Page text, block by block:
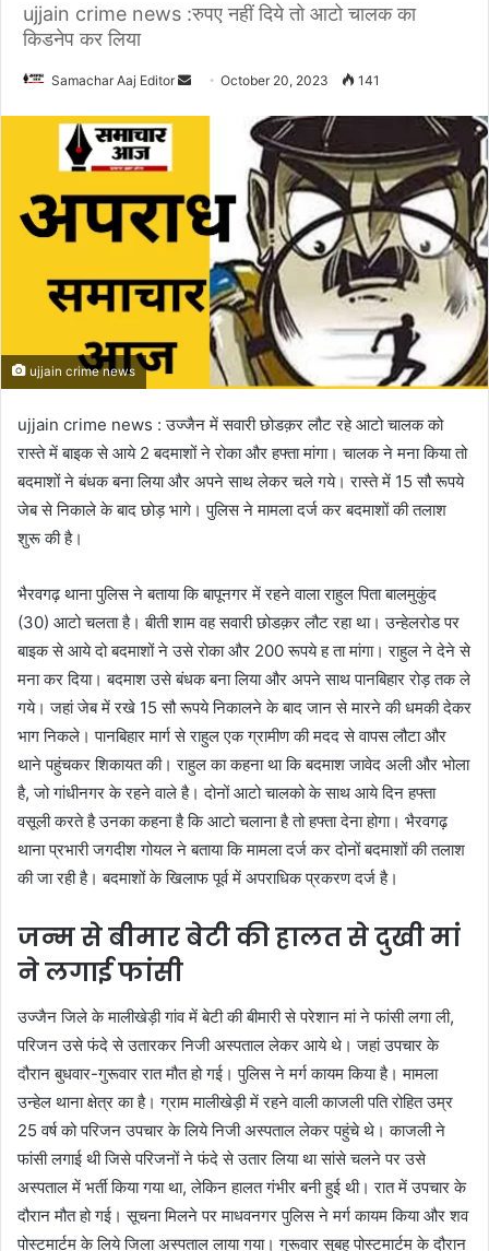
ujjain crime news :रुपए नहीं दिये तो आटो चालक का
किडनेप कर लिया
Samachar Aaj Editor
SendOctober 20, 2023 141
ujjain crime news
ujjain crime news : उज्जैन में सवारी छोडक़र लौट रहे आटो चालक को
रास्ते में बाइक से आये 2 बदमाशों ने रोका और हफ्ता मांगा। चालक ने मना किया तो
बदमाशों ने बंधक बना लिया और अपने साथ लेकर चले गये। रास्ते में 15 सौ रूपये
जेब से निकाले के बाद छोड़ भागे। पुलिस ने मामला दर्ज कर बदमाशों की तलाश
शुरू की है।
भैरवगढ़ थाना पुलिस ने बताया कि बापूनगर में रहने वाला राहुल पिता बालमुकुंद
(30) आटो चलता है। बीती शाम वह सवारी छोडक़र लौट रहा था। उन्हेलरोड पर
बाइक से आये दो बदमाशों ने उसे रोका और 200 रूपये ह ता मांगा। राहुल ने देने से
मना कर दिया। बदमाश उसे बंधक बना लिया और अपने साथ पानबिहार रोड़ तक ले
गये। जहां जेब में रखे 15 सौ रूपये निकालने के बाद जान से मारने की धमकी देकर
भाग निकले। पानबिहार मार्ग से राहुल एक ग्रामीण की मदद से वापस लौटा और
थाने पहुंचकर शिकायत की। राहुल का कहना था कि बदमाश जावेद अली और भोला
है, जो गांधीनगर के रहने वाले है। दोनों आटो चालको के साथ आये दिन हफ्ता
वसूली करते है उनका कहना है कि आटो चलाना है तो हफ्ता देना होगा। भैरवगढ़
थाना प्रभारी जगदीश गोयल ने बताया कि मामला दर्ज कर दोनों बदमाशों की तलाश
की जा रही है। बदमाशों के खिलाफ पूर्व में अपराधिक प्रकरण दर्ज है।
जन्‍म से बीमार बेटी की हालत से दुखी मां
ने लगाई फांसी
उज्‍जैन जिले के मालीखेड़ी गांव में बेटी की बीमारी से परेशान मां ने फांसी लगा ली,
परिजन उसे फंदे से उतारकर निजी अस्पताल लेकर आये थे। जहां उपचार के
दौरान बुधवार-गुरूवार रात मौत हो गई। पुलिस ने मर्ग कायम किया है। मामला
उन्हेल थाना क्षेत्र का है। ग्राम मालीखेड़ी में रहने वाली काजली पति रोहित उम्र
25 वर्ष को परिजन उपचार के लिये निजी अस्पताल लेकर पहुंचे थे। काजली ने
फांसी लगाई थी जिसे परिजनों ने फंदे से उतार लिया था सांसे चलने पर उसे
अस्पताल में भर्ती किया गया था, लेकिन हालत गंभीर बनी हुई थी। रात में उपचार के
दौरान मौत हो गई। सूचना मिलने पर माधवनगर पुलिस ने मर्ग कायम किया और शव
पोस्टमार्टम के लिये जिला अस्पताल लाया गया। गुरूवार सुबह पोस्टमार्टम के दौरान